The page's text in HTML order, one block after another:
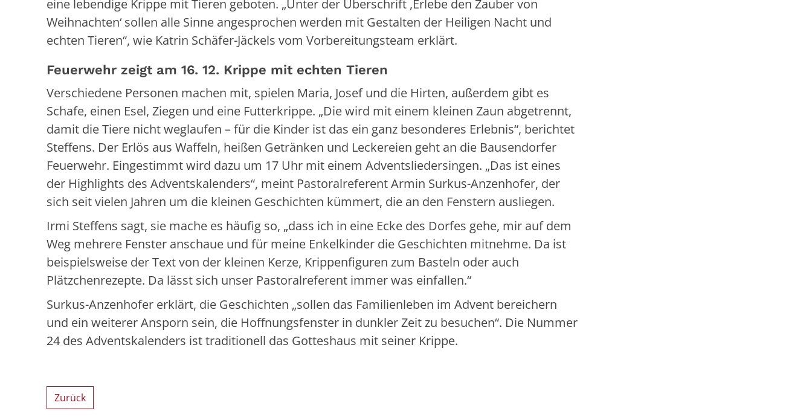
eine lebendige Krippe mit Tieren geboten. „Unter der Überschrift ,Erlebe den Zauber von
Weihnachten‘ sollen alle Sinne angesprochen werden mit Gestalten der Heiligen Nacht und
echten Tieren“, wie Katrin Schäfer-Jäckels vom Vorbereitungsteam erklärt.
Feuerwehr zeigt am 16. 12. Krippe mit echten Tieren
Verschiedene Personen machen mit, spielen Maria, Josef und die Hirten, außerdem gibt es
Schafe, einen Esel, Ziegen und eine Futterkrippe. „Die wird mit einem kleinen Zaun abgetrennt,
damit die Tiere nicht weglaufen – für die Kinder ist das ein ganz besonderes Erlebnis“, berichtet
Steffens. Der Erlös aus Waffeln, heißen Getränken und Leckereien geht an die Bausendorfer
Feuerwehr. Eingestimmt wird dazu um 17 Uhr mit einem Adventsliedersingen. „Das ist eines
der Highlights des Adventskalenders“, meint Pastoralreferent Armin Surkus-Anzenhofer, der
sich seit vielen Jahren um die kleinen Geschichten kümmert, die an den Fenstern ausliegen.
Irmi Steffens sagt, sie mache es häufig so, „dass ich in eine Ecke des Dorfes gehe, mir auf dem
Weg mehrere Fenster anschaue und für meine Enkelkinder die Geschichten mitnehme. Da ist
beispielsweise der Text von der kleinen Kerze, Krippenfiguren zum Basteln oder auch
Plätzchenrezepte. Da lässt sich unser Pastoralreferent immer was einfallen.“
Surkus-Anzenhofer erklärt, die Geschichten „sollen das Familienleben im Advent bereichern
und ein weiterer Ansporn sein, die Hoffnungsfenster in dunkler Zeit zu besuchen“. Die Nummer
24 des Adventskalenders ist traditionell das Gotteshaus mit seiner Krippe.
Zurück